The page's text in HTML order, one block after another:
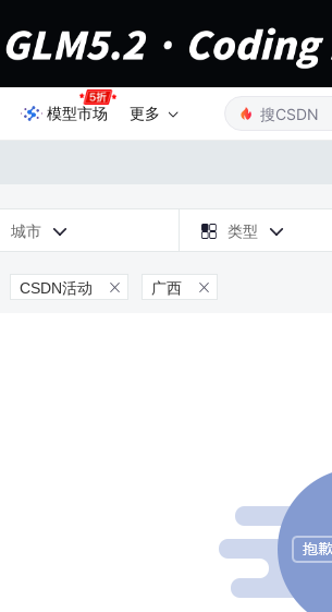
模型市场 更多
城市   类型 
CSDN活动  广西 